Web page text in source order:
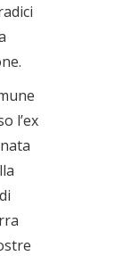
l’ex